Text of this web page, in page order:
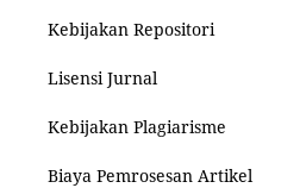
Kebijakan Repositori
Lisensi Jurnal
Kebijakan Plagiarisme
Biaya Pemrosesan Artikel